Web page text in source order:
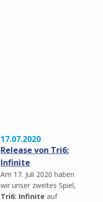
17.07.2020
Release von Tri6:
Infinite
Am 17. Juli 2020 haben
wir unser zweites Spiel,
Tri6: Infinite auf